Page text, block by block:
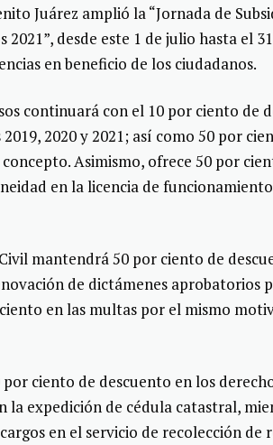
Juárez amplió la “Jornada de
desde este 1 de julio hasta el
en beneficio de los ciudadanos.
continuará con el 10 por ciento de
2020 y 2021; así como 50 por
Asimismo, ofrece 50 por
en la licencia de
mantendrá 50 por ciento de
de dictámenes aprobatorios
en las multas por el mismo
ciento de descuento en los
expedición de cédula catastral,
en el servicio de recolección de